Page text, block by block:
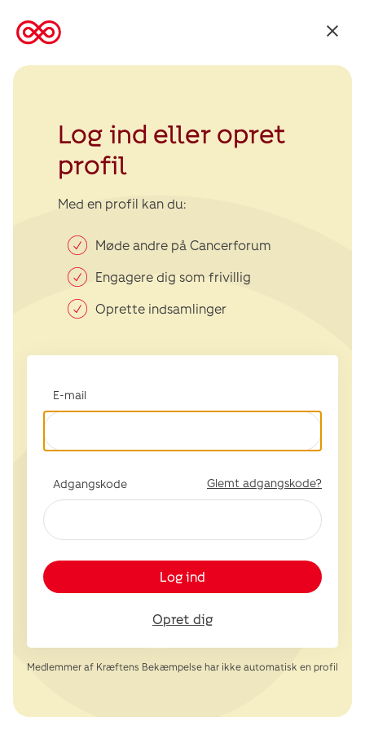
Tilbage
Kræftens
Log ind eller opret
profil
Med en profil kan du:
Møde andre på Cancerforum
Engagere dig som frivillig
Oprette indsamlinger
E-mail
Adgangskode Glemt adgangskode?
Log ind
Opret dig
Medlemmer af Kræftens Bekæmpelse har ikke automatisk en profil